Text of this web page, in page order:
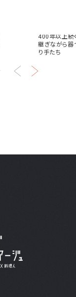
400年以上続
継ぎながら器
り手たち